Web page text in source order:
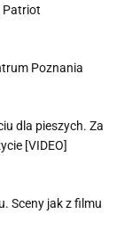
Patriot
Poznania
dla pieszych. Za
[VIDEO]
Sceny jak z filmu